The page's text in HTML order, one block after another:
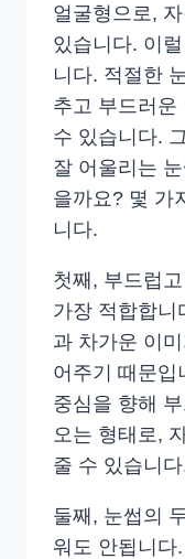
얼굴형으로,
있습니다. 이
니다. 적절한
추고 부드러운
수 있습니다.
잘 어울리는
을까요? 몇 가
니다.
첫째, 부드럽
가장 적합합니
과 차가운 이
어주기 때문입
중심을 향해
오는 형태로,
줄 수 있습니
둘째, 눈썹의
워도 안됩니다